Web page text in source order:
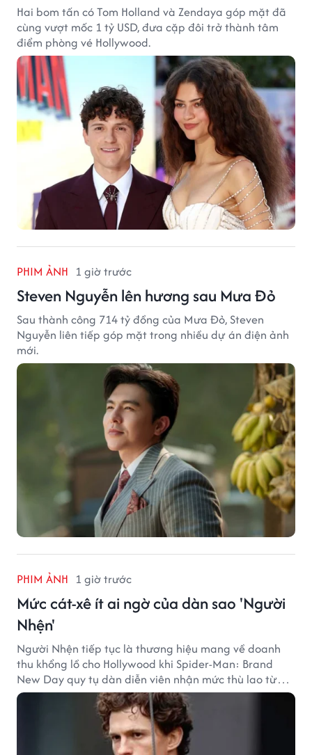
Hai bom tấn có Tom Holland và Zendaya góp mặt đã
cùng vượt mốc 1 tỷ USD, đưa cặp đôi trở thành tâm
điểm phòng vé Hollywood.
PHIM ẢNH 1 giờ trước
Steven Nguyễn lên hương sau Mưa Đỏ
Sau thành công 714 tỷ đồng của Mưa Đỏ, Steven
Nguyễn liên tiếp góp mặt trong nhiều dự án điện ảnh
mới.
PHIM ẢNH 1 giờ trước
Mức cát-xê ít ai ngờ của dàn sao 'Người
Nhện'
Người Nhện tiếp tục là thương hiệu mang về doanh
thu khổng lồ cho Hollywood khi Spider-Man: Brand
New Day quy tụ dàn diễn viên nhận mức thù lao từ
hàng chục đến hàng trăm tỷ đồng. Thành công phòng
vé của bộ phim cũng giúp nhiều ngôi sao sở hữu khoản
thu nhập đáng mơ ước.